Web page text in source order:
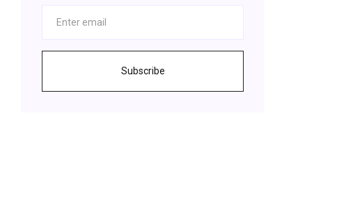
Subscribe